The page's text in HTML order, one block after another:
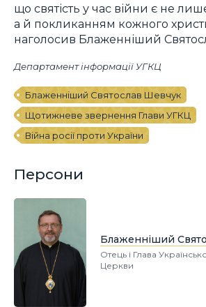
що святість у час війни є не
а й покликанням кожного
наголосив Блаженніший
Департамент інформації УГКЦ
Блаженніший Святослав Шевчук
Щотижневе звернення Глави УГКЦ
Війна росії проти України
Персони
Блаженніший
Отець і Глава
Церкви